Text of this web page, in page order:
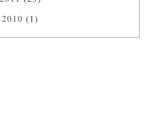
2010 (1)